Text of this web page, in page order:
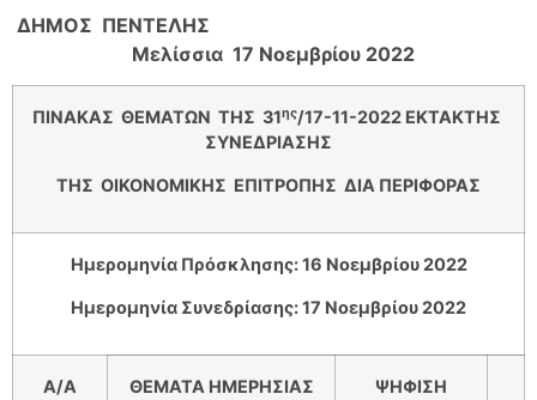
ΔΗΜΟΣ ΠΕΝΤΕΛΗΣ
Μελίσσια 17 Νοεμβρίου 2022
ΠΙΝΑΚΑΣ ΘΕΜΑΤΩΝ ΤΗΣ 31ης/17-11-2022 ΕΚΤΑΚΤΗΣ
ΣΥΝΕΔΡΙΑΣΗΣ
ΤΗΣ ΟΙΚΟΝΟΜΙΚΗΣ ΕΠΙΤΡΟΠΗΣ ΔΙΑ ΠΕΡΙΦΟΡΑΣ
Ημερομηνία Πρόσκλησης: 16 Νοεμβρίου 2022
Ημερομηνία Συνεδρίασης: 17 Νοεμβρίου 2022
Α/Α
ΘΕΜΑΤΑ ΗΜΕΡΗΣΙΑΣ
ΨΗΦΙΣΗ